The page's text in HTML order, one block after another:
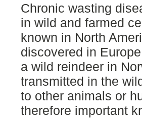
Chronic wasting
in wild and farmed
known in North
discovered in
a wild reindeer in
transmitted in the
to other animals or
therefore important